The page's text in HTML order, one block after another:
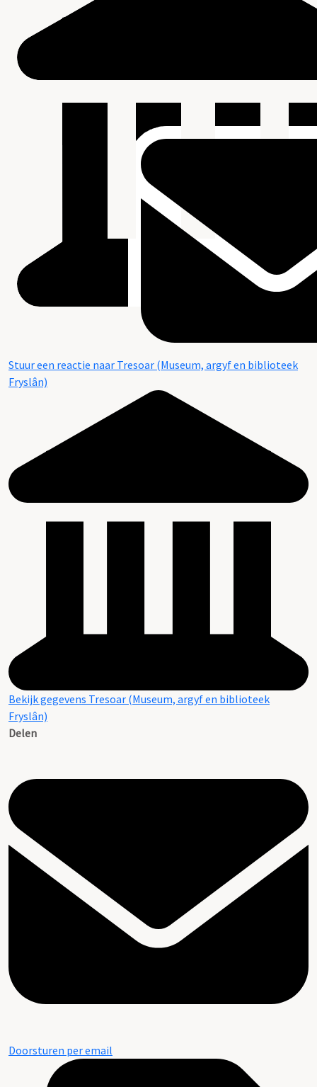
Stuur een reactie naar Tresoar (Museum, argyf en biblioteek
Fryslân)
Bekijk gegevens Tresoar (Museum, argyf en biblioteek
Fryslân)
Delen
Doorsturen per email